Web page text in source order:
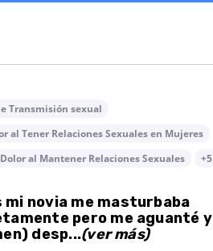
Transmisión sexual
al Tener Relaciones Sexuales en Mujeres
Dolor al Mantener Relaciones Sexuales
+5
mi novia me masturbaba
pero me aguanté y
desp...(ver más)